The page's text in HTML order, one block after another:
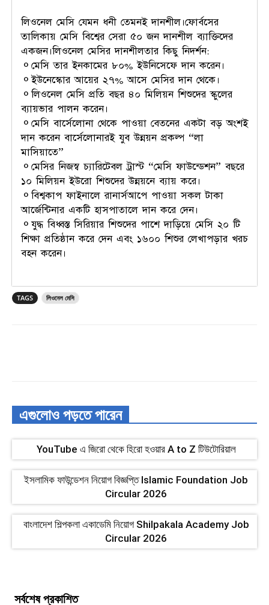
লিওনেল মেসি যেমন ধনী তেমনই দানশীল।ফোর্বসের
তালিকায় মেসি বিশ্বের সেরা ৫০ জন দানশীল ব্যাক্তিদের
একজন।লিওনেল মেসির দানশীলতার কিছু নিদর্শন:
⚬মেসি তার ইনকামের ৮০% ইউনিসেফে দান করেন।
⚬ইউনেস্কোর আয়ের ২৭% আসে মেসির দান থেকে।
⚬লিওনেল মেসি প্রতি বছর ৪০ মিলিয়ন শিশুদের স্কুলের
ব্যায়ভার পালন করেন।
⚬মেসি বার্সেলোনা থেকে পাওয়া বেতনের একটা বড় অংশই
দান করেন বার্সেলোনারই যুব উন্নয়ন প্রকল্প “লা
মাসিয়াতে”
⚬মেসির নিজস্ব চ্যারিটেবল ট্রাস্ট “মেসি ফাউন্ডেশন” বছরে
১০ মিলিয়ন ইউরো শিশুদের উন্নয়নে ব্যায় করে।
⚬বিশ্বকাপ ফাইনালে রানার্সআপে পাওয়া সকল টাকা
আর্জেন্টিনার একটি হাসপাতালে দান করে দেন।
⚬যুদ্ধ বিধ্বস্ত সিরিয়ার শিশুদের পাশে দাড়িয়ে মেসি ২০ টি
শিক্ষা প্রতিষ্ঠান করে দেন এবং ১৬০০ শিশুর লেখাপড়ার খরচ
বহন করেন।
TAGS লিওনেল মেসি
এগুলোও পড়তে পারেন
YouTube এ জিরো থেকে হিরো হওয়ার A to Z টিউটোরিয়াল
ইসলামিক ফাউন্ডেশন নিয়োগ বিজ্ঞপ্তি Islamic Foundation Job
Circular 2026
বাংলাদেশ শিল্পকলা একাডেমি নিয়োগ Shilpakala Academy Job
Circular 2026
সর্বশেষ প্রকাশিত